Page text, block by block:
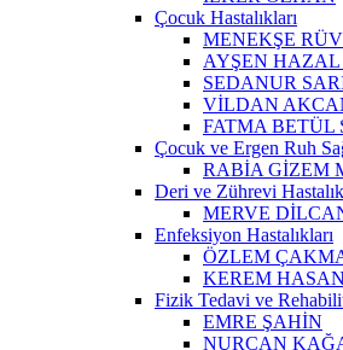
Çocuk Hastalıkları
MENEKŞE
AYŞEN
SEDANUR
VİLDAN
FATMA BETÜL
Çocuk ve Ergen Ruh
RABİA GİZEM
Deri ve Zührevi
MERVE
Enfeksiyon Hastalıkları
ÖZLEM
KEREM
Fizik Tedavi ve
EMRE ŞAHİN
NURCAN